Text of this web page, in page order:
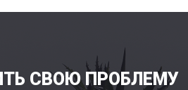
СВОЮ ПРОБЛЕМУ